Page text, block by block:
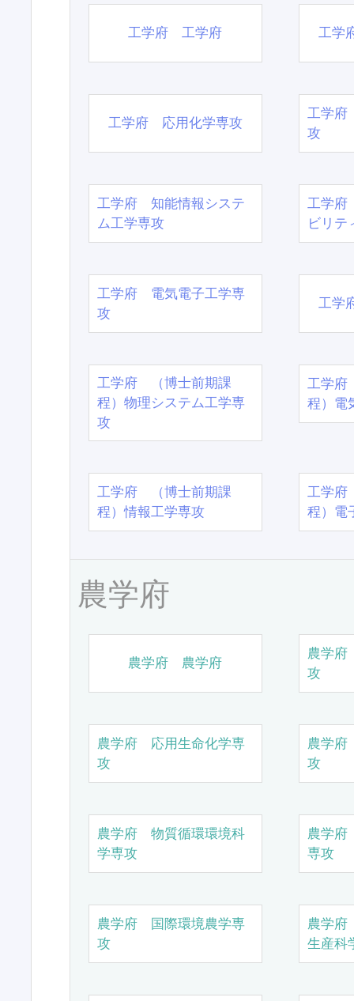
工学府 工学府 工学
工学府 応用化学専攻
工学府
攻
工学府 知能情報システ
ム工学専攻
工学府
ビリテ
工学府 電気電子工学専
攻
工学
工学府 （博士前期課
程）物理システム工学専
攻
工学
程）電
工学府 （博士前期課
程）情報工学専攻
工学
程）電
農学府
農学府 農学府
農学
攻
農学府 応用生命化学専
攻
農学
攻
農学府 物質循環環境科
学専攻
農学
専攻
農学府 国際環境農学専
攻
農学
生産科